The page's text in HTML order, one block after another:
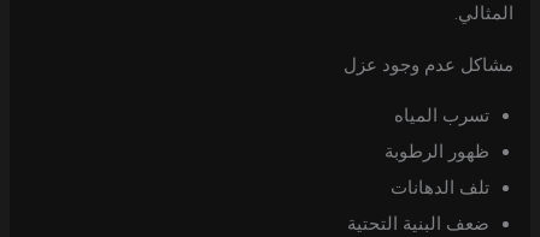
المثالي.
مشاكل عدم وجود عزل
تسرب المياه
ظهور الرطوبة
تلف الدهانات
ضعف البنية التحتية